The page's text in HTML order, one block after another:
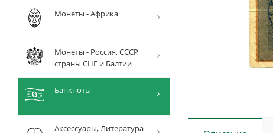
Монеты - Африка
Монеты - Россия, СССР,
страны СНГ и Балтии
Банкноты
Аксессуары, Литература